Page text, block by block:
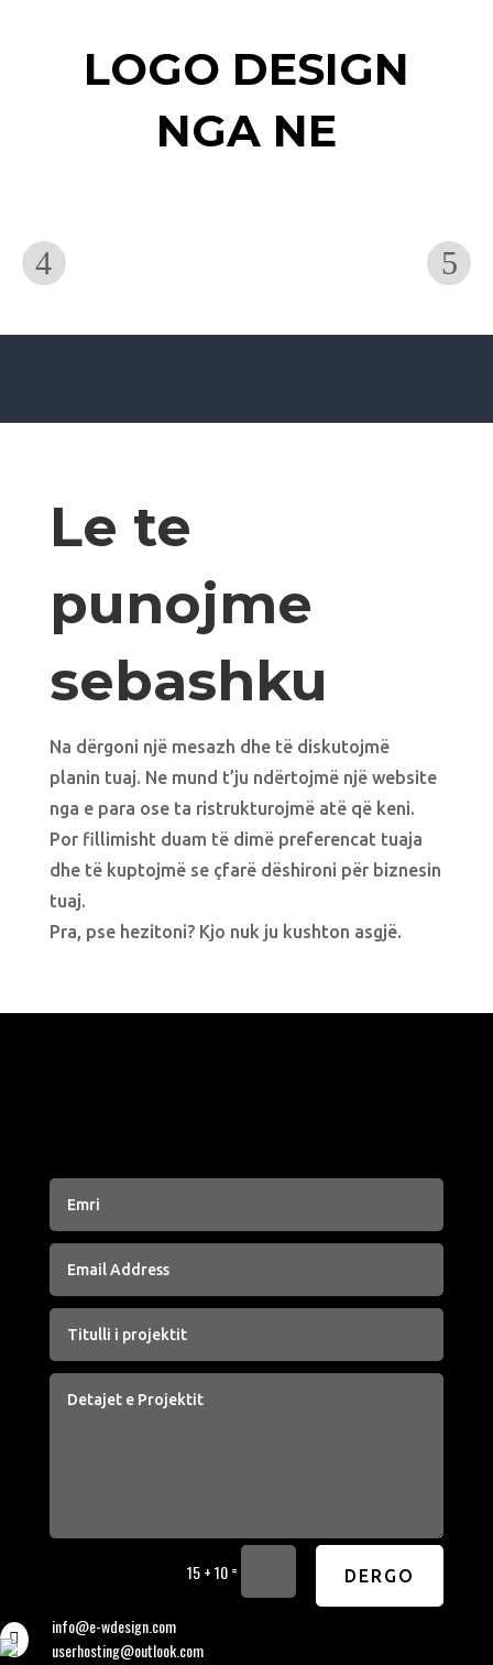
LOGO DESIGN
NGA NE
Le te
punojme
sebashku
Na dërgoni një mesazh dhe të diskutojmë
planin tuaj. Ne mund t’ju ndërtojmë një website
nga e para ose ta ristrukturojmë atë që keni.
Por fillimisht duam të dimë preferencat tuaja
dhe të kuptojmë se çfarë dëshironi për biznesin
tuaj.
Pra, pse hezitoni? Kjo nuk ju kushton asgjë.
15 + 10= DERGO

info@e-wdesign.com
userhosting@outlook.com